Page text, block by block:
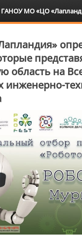
область на
инженерно-
ГАНОУ МО «ЦО